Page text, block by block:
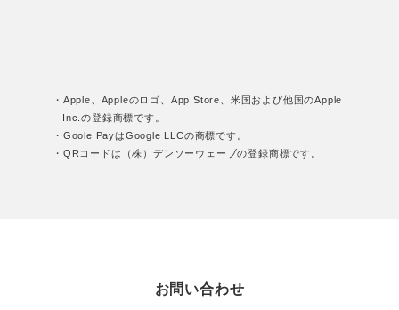
・Apple、Appleのロゴ、App Store、米国および他国のApple
Inc.の登録商標です。
・Goole PayはGoogle LLCの商標です。
・QRコードは（株）デンソーウェーブの登録商標です。
お問い合わせ